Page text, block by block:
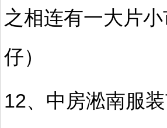
之相连有一大片
仔）
12、中房淞南服